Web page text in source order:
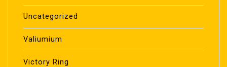
Uncategorized
Valiumium
Victory Ring